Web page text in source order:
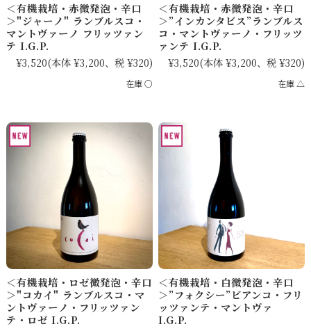
＜有機栽培・赤微発泡・辛口
＞"ジャーノ" ランブルスコ・
マントヴァーノ フリッツァン
テ I.G.P.
¥3,520(本体 ¥3,200、税 ¥320)
在庫 ○
＜有機栽培・赤微発泡・辛口
＞”インカンタビス”ランブルス
コ・マントヴァーノ・フリッツ
ァンテ I.G.P.
¥3,520(本体 ¥3,200、税 ¥320)
在庫 △
＜有機栽培・ロゼ微発泡・辛口
＞"コカイ" ランブルスコ・マ
ントヴァーノ・フリッツァン
テ・ロゼ I.G.P.
＜有機栽培・白微発泡・辛口
＞”フォクシー”ビアンコ・フリ
ッツァンテ・マントヴァ
I.G.P.